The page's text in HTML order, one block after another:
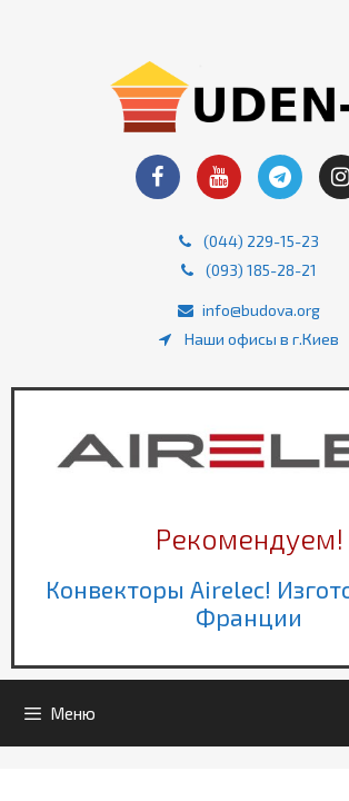
(044) 229-15-23
(093) 185-28-21
info@budova.org
Наши офисы в г.Киев
Рекомендуем!
Конвекторы Airelec!
Франции
Меню